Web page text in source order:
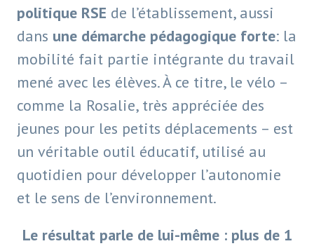
politique RSE de l’établissement, aussi
dans une démarche pédagogique forte: la
mobilité fait partie intégrante du travail
mené avec les élèves. À ce titre, le vélo –
comme la Rosalie, très appréciée des
jeunes pour les petits déplacements – est
un véritable outil éducatif, utilisé au
quotidien pour développer l’autonomie
et le sens de l’environnement.
Le résultat parle de lui-même : plus de 1